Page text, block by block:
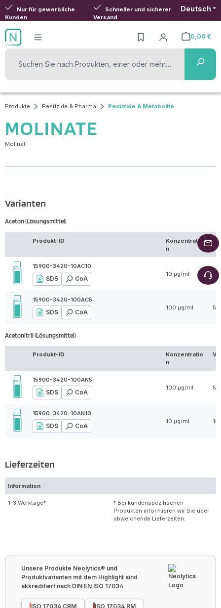
Zum Hauptinhalt springen
Nur für gewerbliche
Kunden
Schneller und sicherer
Versand
Deutsch
0,00 €
Warenkorb
Produkte Pestizide & Pharma Pestizide & Metabolite
MOLINATE
Molinat
Varianten
Aceton (Lösungsmittel)
Produkt-ID
Konzentratio
n
15900-3420-10AC10
SDS CoA
10 µg/ml
15900-3420-100AC5
SDS CoA
100 µg/ml 5
Acetonitril (Lösungsmittel)
Produkt-ID
Konzentratio
n
15900-3420-100AN5
SDS CoA
100 µg/ml 5
15900-3420-10AN10
SDS CoA
10 µg/ml 10
Lieferzeiten
Information
1-3 Werktage*
* Bei kundenspezifischen
Produkten informieren wir Sie über
abweichende Lieferzeiten.
Unsere Produkte Neolytics® und
Produktvarianten mit dem Highlight sind
akkreditiert nach DIN EN ISO 17034
ISO 17034 CRM ISO 17034 RM